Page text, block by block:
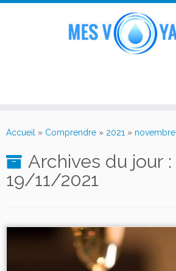
auAccueil » Comprendre » 2021 » novembre
Archives du jour :
19/11/2021